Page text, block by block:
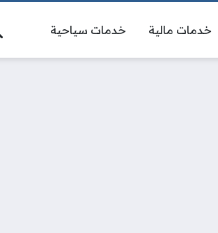
خدمات مالية خدمات سياحية